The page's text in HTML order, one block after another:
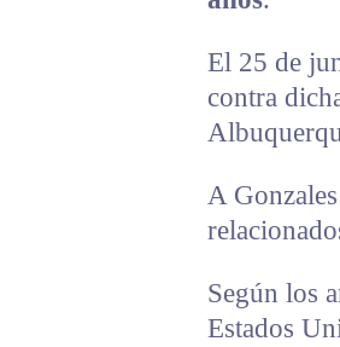
El 25 de
contra
A
Según los
Estados